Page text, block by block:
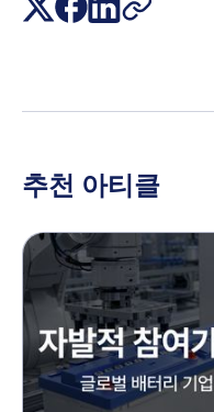
추천 아티클